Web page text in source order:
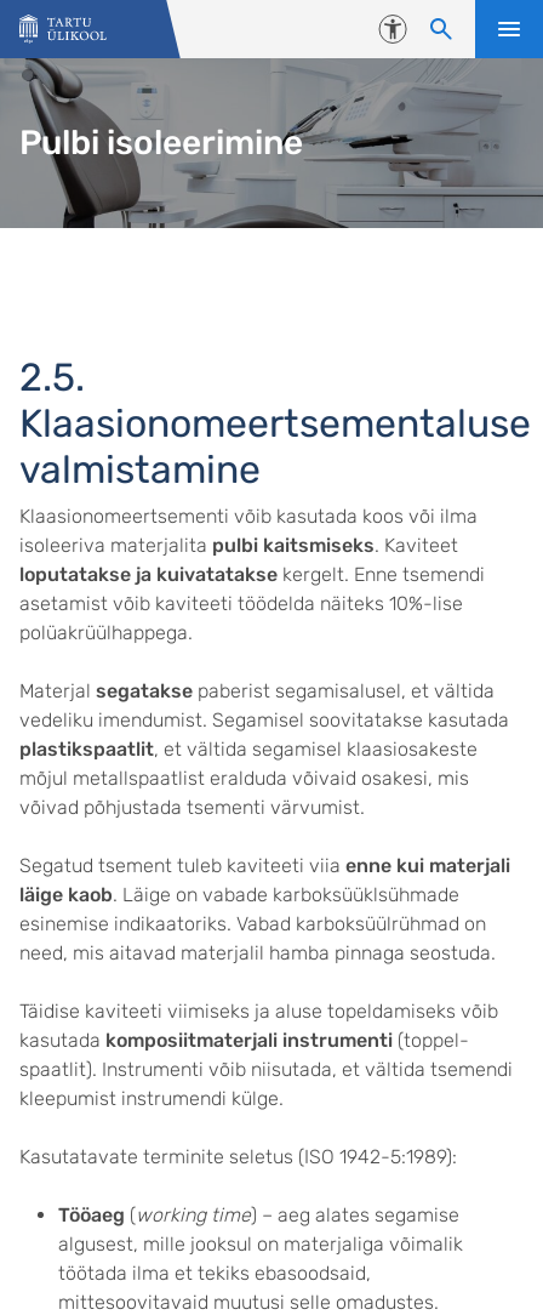
Liigu edasi põhisisu juurde
Juurdepääsetavus
Pulbi isoleerimine
2.5.
Klaasionomeertsementaluse
valmistamine
Klaasionomeertsementi võib kasutada koos või ilma
isoleeriva materjalita pulbi kaitsmiseks. Kaviteet
loputatakse ja kuivatatakse kergelt. Enne tsemendi
asetamist võib kaviteeti töödelda näiteks 10%-lise
polüakrüülhappega.
Materjal segatakse paberist segamisalusel, et vältida
vedeliku imendumist. Segamisel soovitatakse kasutada
plastikspaatlit, et vältida segamisel klaasiosakeste
mõjul metallspaatlist eralduda võivaid osakesi, mis
võivad põhjustada tsementi värvumist.
Segatud tsement tuleb kaviteeti viia enne kui materjali
läige kaob. Läige on vabade karboksüüklsühmade
esinemise indikaatoriks. Vabad karboksüülrühmad on
need, mis aitavad materjalil hamba pinnaga seostuda.
Täidise kaviteeti viimiseks ja aluse topeldamiseks võib
kasutada komposiitmaterjali instrumenti (toppel-
spaatlit). Instrumenti võib niisutada, et vältida tsemendi
kleepumist instrumendi külge.
Kasutatavate terminite seletus (ISO 1942-5:1989):
Tööaeg (working time) – aeg alates segamise
algusest, mille jooksul on materjaliga võimalik
töötada ilma et tekiks ebasoodsaid,
mittesoovitavaid muutusi selle omadustes.